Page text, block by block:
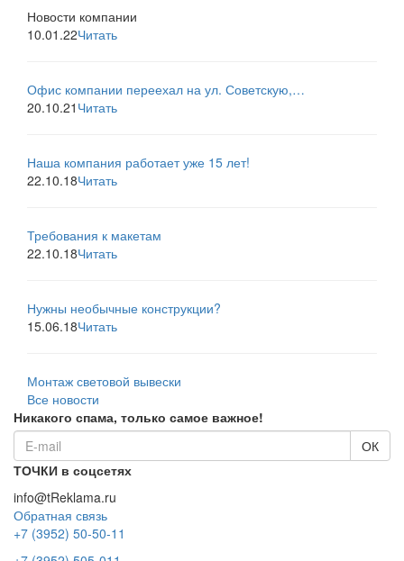
Новости компании
10.01.22Читать
Офис компании переехал на ул. Советскую,…
20.10.21 Читать
Наша компания работает уже 15 лет!
22.10.18Читать
Требования к макетам
22.10.18Читать
Нужны необычные конструкции?
15.06.18Читать
Монтаж световой вывески
Все новости
Никакого спама, только самое важное!
ТОЧКИ в соцсетях
info@tReklama.ru
Обратная связь
+7 (3952) 50-50-11